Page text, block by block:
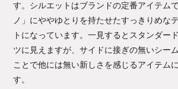
す。シルエットはブランドの定番アイテム
ノ」にややゆとりを持たせたすっきりめな
トになっています。一見するとスタンダー
ツに見えますが、サイドに接ぎの無いシー
ことで他には無い新しさを感じるアイテム
す。